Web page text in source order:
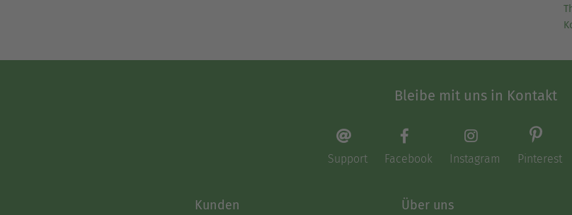
Bleibe mit uns in Kontakt
Support Facebook Instagram Pinterest
Kunden Über uns